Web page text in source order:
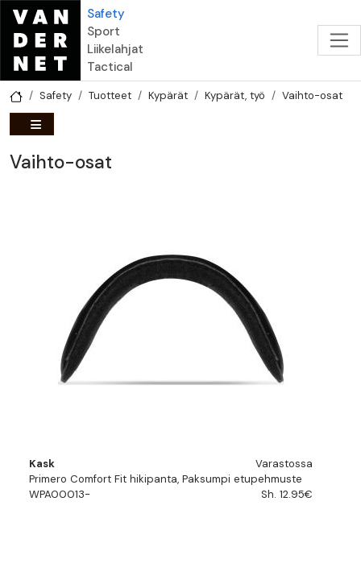
Hyppää pääsisältöön
Safety
Sport
Liikelahjat
Tactical
Safety Tuotteet Kypärät Kypärät, työ Vaihto-osat
Vaihto-osat
Kask
Varastossa
Primero Comfort Fit hikipanta, Paksumpi etupehmuste
WPA00013-
Sh. 12.95€